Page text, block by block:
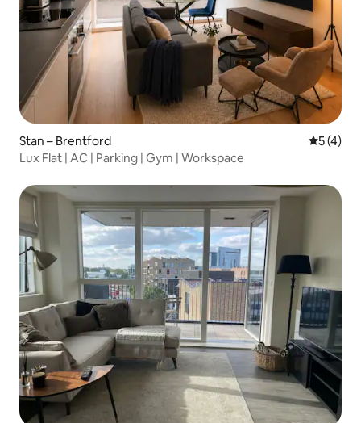
Stan – Brentford
5 (4)
Lux Flat | AC | Parking | Gym | Workspace